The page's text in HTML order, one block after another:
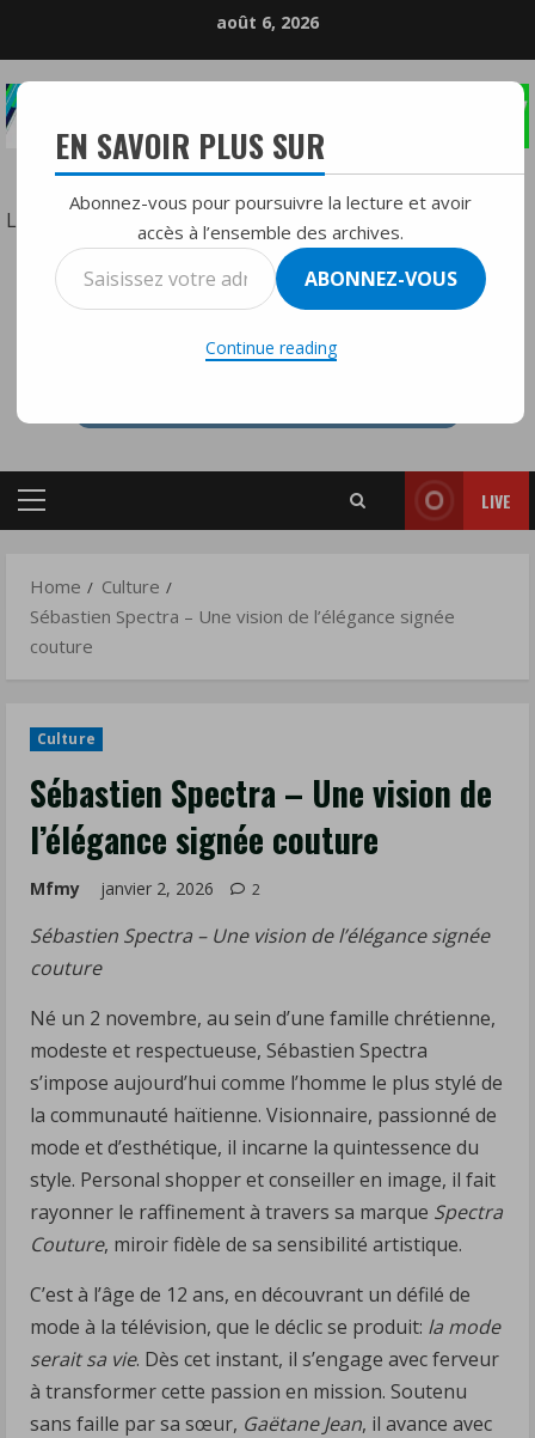
content
août 6, 2026
LA RÉFÉRENCE DE LA RADIO DIFFUSION
Lire la suite
Sébastien
Spectra
–
signée
RTVMFMY+
Primary
LIVE
Home
Culture
Sébastien Spectra – Une vision de l’élégance signée
couture
Culture
Sébastien Spectra – Une vision de
l’élégance signée couture
Mfmy janvier 2, 2026 2
Sébastien Spectra – Une vision de l’élégance signée
couture
Né un 2 novembre, au sein d’une famille chrétienne,
modeste et respectueuse, Sébastien Spectra
s’impose aujourd’hui comme l’homme le plus stylé de
la communauté haïtienne. Visionnaire, passionné de
mode et d’esthétique, il incarne la quintessence du
style. Personal shopper et conseiller en image, il fait
rayonner le raffinement à travers sa marque Spectra
Couture, miroir fidèle de sa sensibilité artistique.
C’est à l’âge de 12 ans, en découvrant un défilé de
mode à la télévision, que le déclic se produit: la mode
serait sa vie. Dès cet instant, il s’engage avec ferveur
à transformer cette passion en mission. Soutenu
sans faille par sa sœur, Gaëtane Jean, il avance avec
EN SAVOIR PLUS SUR
Abonnez-vous pour poursuivre la lecture et avoir
accès à l’ensemble des archives.
Saisissez
votre
ABONNEZ-VOUS
Continue reading